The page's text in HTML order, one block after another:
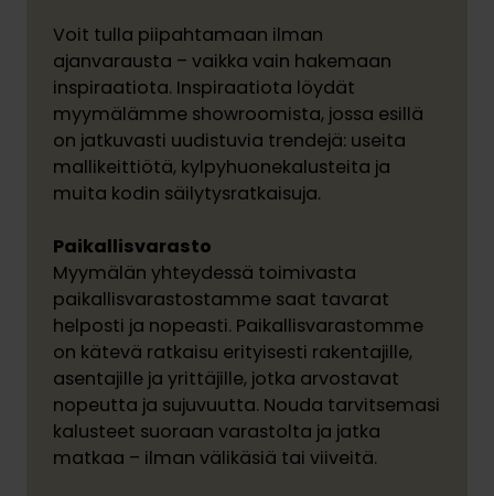
Voit tulla piipahtamaan ilman
ajanvarausta – vaikka vain hakemaan
inspiraatiota. Inspiraatiota löydät
myymälämme showroomista, jossa esillä
on jatkuvasti uudistuvia trendejä: useita
mallikeittiötä, kylpyhuonekalusteita ja
muita kodin säilytysratkaisuja.
Paikallisvarasto
Myymälän yhteydessä toimivasta
paikallisvarastostamme saat tavarat
helposti ja nopeasti. Paikallisvarastomme
on kätevä ratkaisu erityisesti rakentajille,
asentajille ja yrittäjille, jotka arvostavat
nopeutta ja sujuvuutta. Nouda tarvitsemasi
kalusteet suoraan varastolta ja jatka
matkaa – ilman välikäsiä tai viiveitä.